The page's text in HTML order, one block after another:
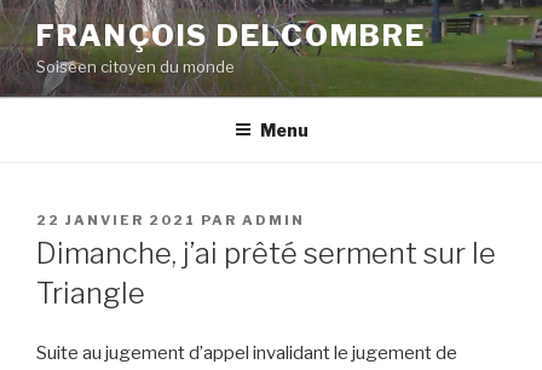
Aller
au
contenu
principal
FRANÇOIS DELCOMBRE
Soiséen citoyen du monde
Menu
PUBLIÉ
LE
22 JANVIER 2021 PAR ADMIN
Dimanche, j’ai prêté serment sur le
Triangle
Suite au jugement d’appel invalidant le jugement de